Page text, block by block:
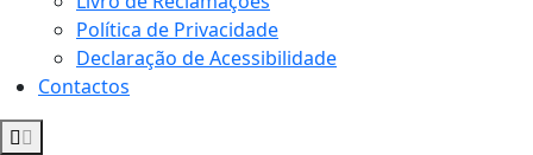
Política de Privacidade
Declaração de Acessibilidade
Contactos